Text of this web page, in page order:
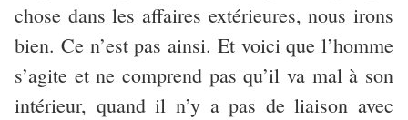
chose dans les affaires extérieures, nous irons
bien. Ce n’est pas ainsi. Et voici que l’homme
s’agite et ne comprend pas qu’il va mal à son
intérieur, quand il n’y a pas de liaison avec